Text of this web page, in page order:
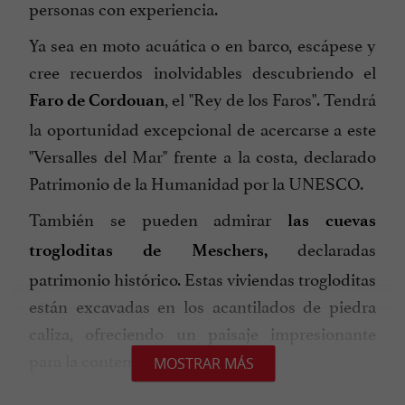
personas con experiencia.
Ya sea en moto acuática o en barco, escápese y
cree recuerdos inolvidables descubriendo el
Faro de Cordouan, el "Rey de los Faros". Tendrá
la oportunidad excepcional de acercarse a este
"Versalles del Mar" frente a la costa, declarado
Patrimonio de la Humanidad por la UNESCO.
También se pueden admirarlas cuevas
trogloditas de Meschers,declaradas
patrimonio histórico. Estas viviendas trogloditas
están excavadas en los acantilados de piedra
caliza, ofreciendo un paisaje impresionante
para la contemplación.MOSTRAR MÁS